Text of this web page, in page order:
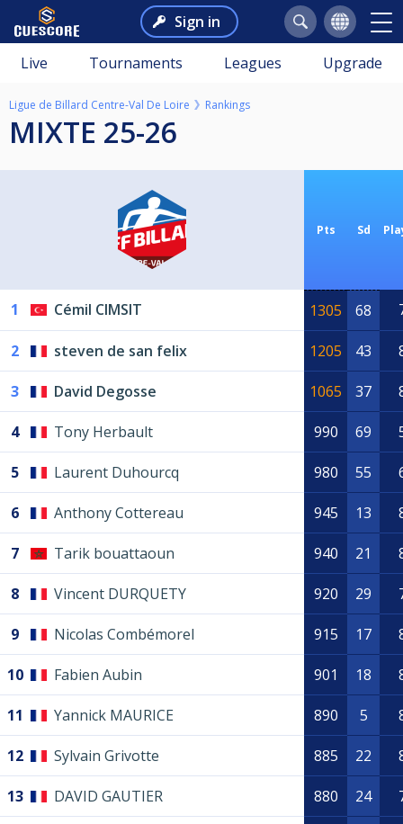
Sign in
Live Tournaments Leagues Upgrade
Ligue de Billard Centre-Val De Loire Rankings
MIXTE 25-26
Pts Sd
1 Cémil CIMSIT 1305 68
2 steven de san felix 1205 43
3 David Degosse 1065 37
4 Tony Herbault 990 69
5 Laurent Duhourcq 980 55
6 Anthony Cottereau 945 13
7 Tarik bouattaoun 940 21
8 Vincent DURQUETY 920 29
9 Nicolas Combémorel 915 17
10 Fabien Aubin 901 18
11 Yannick MAURICE 890 5
12 Sylvain Grivotte 885 22
13 DAVID GAUTIER 880 24